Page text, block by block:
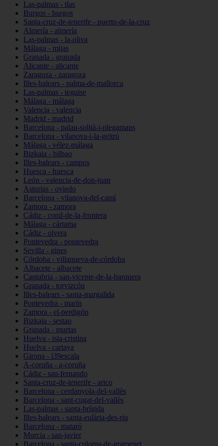
Las-palmas - tías
Burgos - burgos
Santa-cruz-de-tenerife - puerto-de-la-cruz
Almería - almería
Las-palmas - la-oliva
Málaga - mijas
Granada - granada
Alicante - alicante
Zaragoza - zaragoza
Illes-balears - palma-de-mallorca
Las-palmas - teguise
Málaga - málaga
Valencia - valencia
Madrid - madrid
Barcelona - palau-solità-i-plegamans
Barcelona - vilanova-i-la-geltrú
Málaga - vélez-málaga
Bizkaia - bilbao
Illes-balears - campos
Huesca - huesca
León - valencia-de-don-juan
Asturias - oviedo
Barcelona - vilanova-del-camí
Zamora - zamora
Cádiz - conil-de-la-frontera
Málaga - cártama
Cádiz - olvera
Pontevedra - pontevedra
Sevilla - gines
Córdoba - villanueva-de-córdoba
Albacete - albacete
Cantabria - san-vicente-de-la-barquera
Granada - torvizcón
Illes-balears - santa-margalida
Pontevedra - marín
Zamora - el-perdigón
Bizkaia - sestao
Granada - murtas
Huelva - isla-cristina
Huelva - cartaya
Girona - l39escala
A-coruña - a-coruña
Cádiz - san-fernando
Santa-cruz-de-tenerife - arico
Barcelona - cerdanyola-del-vallès
Barcelona - sant-cugat-del-vallès
Las-palmas - santa-brígida
Illes-balears - santa-eulària-des-riu
Barcelona - mataró
Murcia - san-javier
Barcelona - santa-coloma-de-gramenet